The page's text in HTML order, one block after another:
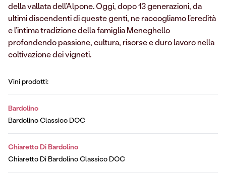
della vallata dell’Alpone. Oggi, dopo 13 generazioni, da
ultimi discendenti di queste genti, ne raccogliamo l’eredità
e l’intima tradizione della famiglia Meneghello
profondendo passione, cultura, risorse e duro lavoro nella
coltivazione dei vigneti.
Vini prodotti:
Bardolino
Bardolino Classico DOC
Chiaretto Di Bardolino
Chiaretto Di Bardolino Classico DOC